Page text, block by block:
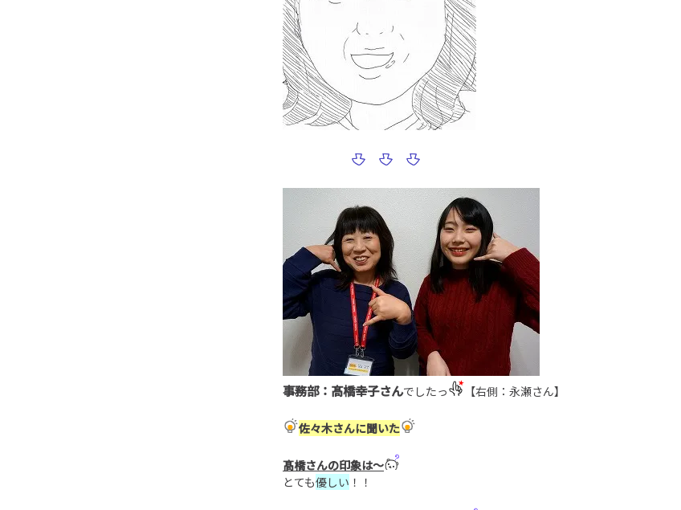
事務部：髙橋幸子さんでしたっ 【右側：永瀬さん】
佐々木さんに聞いた
髙橋さんの印象は～
とても優しい ！！